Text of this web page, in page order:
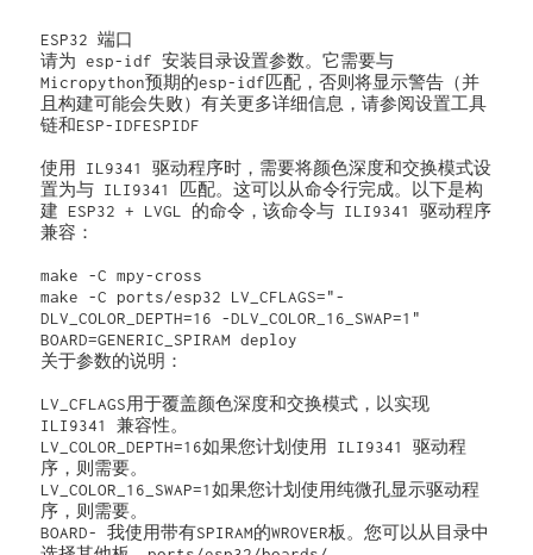
ESP32 端口
请为 esp-idf 安装目录设置参数。它需要与
Micropython预期的esp-idf匹配，否则将显示警告（并
且构建可能会失败）有关更多详细信息，请参阅设置工具
链和ESP-IDFESPIDF
使用 IL9341 驱动程序时，需要将颜色深度和交换模式设
置为与 ILI9341 匹配。这可以从命令行完成。以下是构
建 ESP32 + LVGL 的命令，该命令与 ILI9341 驱动程序
兼容：
make -C mpy-cross
make -C ports/esp32 LV_CFLAGS="-
DLV_COLOR_DEPTH=16 -DLV_COLOR_16_SWAP=1"
BOARD=GENERIC_SPIRAM deploy
关于参数的说明：
LV_CFLAGS用于覆盖颜色深度和交换模式，以实现
ILI9341 兼容性。
LV_COLOR_DEPTH=16如果您计划使用 ILI9341 驱动程
序，则需要。
LV_COLOR_16_SWAP=1如果您计划使用纯微孔显示驱动程
序，则需要。
BOARD- 我使用带有SPIRAM的WROVER板。您可以从目录中